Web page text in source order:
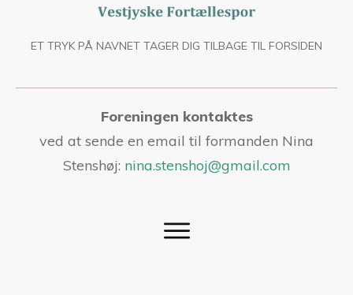
ET TRYK PÅ NAVNET TAGER DIG TILBAGE TIL FORSIDEN
Foreningen kontaktes
ved at sende en email til formanden Nina
Stenshøj: nina.stenshoj@gmail.com